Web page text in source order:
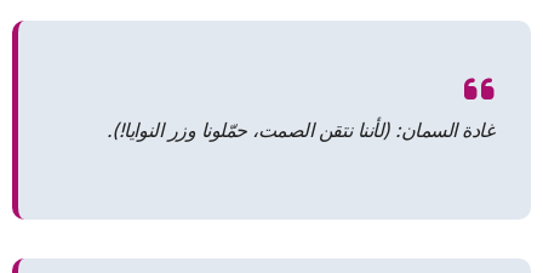
غادة السمان: (لأننا نتقن الصمت، حمّلونا وزر النوايا!).